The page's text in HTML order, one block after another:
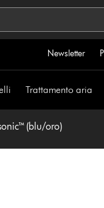
Newsletter
Trattamento aria
(blu/oro)